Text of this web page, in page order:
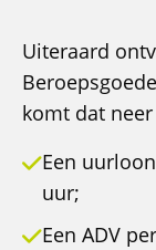
Uiteraard
komt dat
Een
uur;
Een ADV